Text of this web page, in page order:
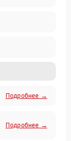
Подробнее →
Подробнее →